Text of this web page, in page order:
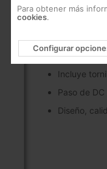
Conectores
Montaje en
Incluye
Paso de
Diseño,
Para obtener más
cookies.
Configurar